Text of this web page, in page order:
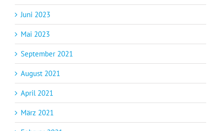
Juni 2023
Mai 2023
September 2021
August 2021
April 2021
März 2021